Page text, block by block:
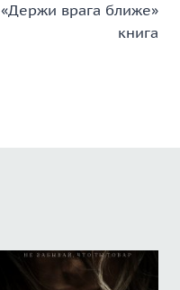
«Держи врага ближе»
книга